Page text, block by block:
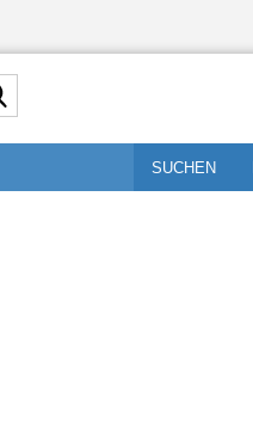
SUCHEN